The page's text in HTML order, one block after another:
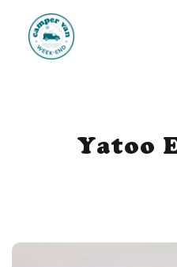
Yatoo